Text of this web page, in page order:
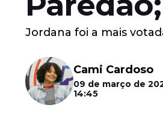
Jordana foi a mais
Cami Cardoso
09 de março de
14:45